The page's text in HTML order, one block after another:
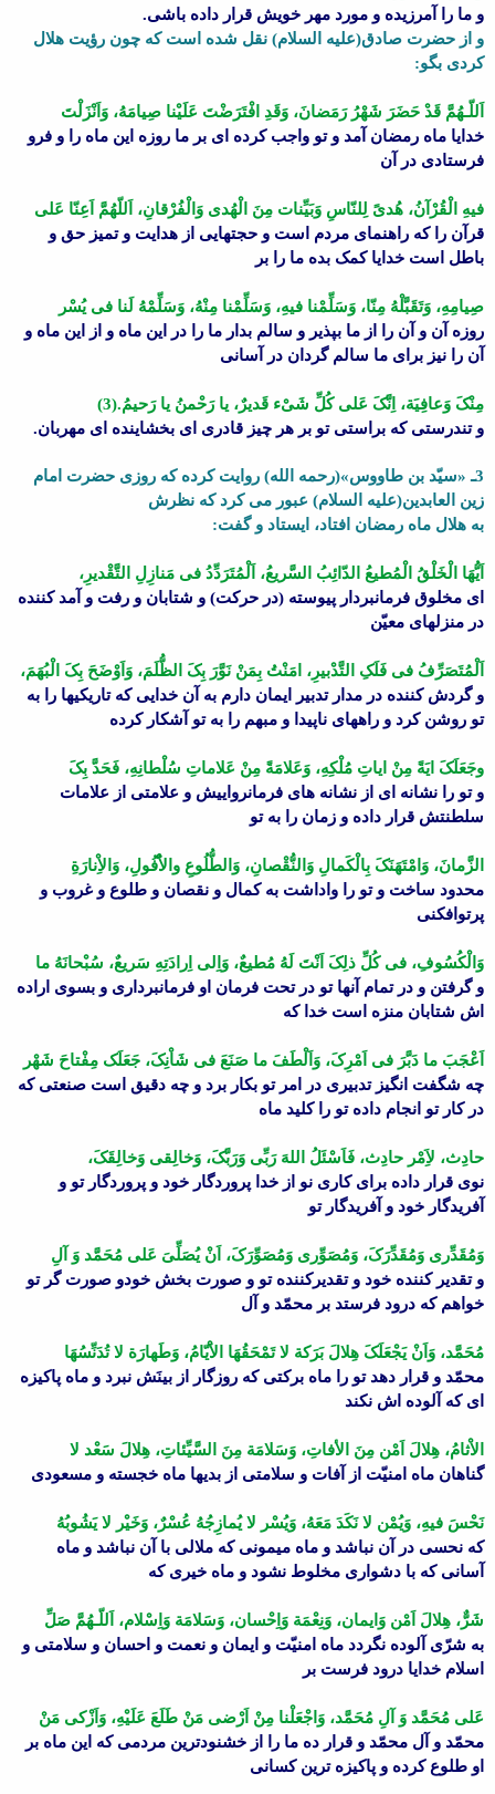
و ما را آمرزیده و مورد مهر خویش قرار داده باشى.
و از حضرت صادق(علیه السلام) نقل شده است که چون رؤیت هلال
کردى بگو:
اَللّـهُمَّ قَدْ حَضَرَ شَهْرُ رَمَضانَ، وَقَدِ افْتَرَضْتَ عَلَیْنا صِیامَهُ، وَاَنْزَلْتَ
خدایا ماه رمضان آمد و تو واجب کرده اى بر ما روزه این ماه را و فرو
فرستادى در آن
فیهِ الْقُرْآنُ، هُدىً لِلنّاسِ وَبَیِّنات مِنَ الْهُدى وَالْفُرْقانِ، اَللّهُمَّ اَعِنّا عَلى
قرآن را که راهنماى مردم است و حجتهایى از هدایت و تمیز حق و
باطل است خدایا کمک بده ما را بر
صِیامِهِ، وَتَقَبَّلْهُ مِنّا، وَسَلِّمْنا فیهِ، وَسَلِّمْنا مِنْهُ، وَسَلِّمْهُ لَنا فى یُسْر
روزه آن و آن را از ما بپذیر و سالم بدار ما را در این ماه و از این ماه و
آن را نیز براى ما سالم گردان در آسانى
مِنْکَ وَعافِیَة، اِنَّکَ عَلى کُلِّ شَىْء قَدیرٌ، یا رَحْمنُ یا رَحیمُ.(3)
و تندرستى که براستى تو بر هر چیز قادرى اى بخشاینده اى مهربان.
3ـ «سیّد بن طاووس»(رحمه الله) روایت کرده که روزى حضرت امام
زین العابدین(علیه السلام) عبور مى کرد که نظرش
به هلال ماه رمضان افتاد، ایستاد و گفت:
اَیُّهَا الْخَلْقُ الْمُطیعُ الدّائِبُ السَّریعُ، اَلْمُتَرَدِّدُ فى مَنازِلِ التَّقْدیرِ،
اى مخلوق فرمانبردار پیوسته (در حرکت) و شتابان و رفت و آمد کننده
در منزلهاى معیّن
اَلْمُتَصَرِّفُ فى فَلَکِ التَّدْبیرِ، امَنْتُ بِمَنْ نَوَّرَ بِکَ الظُّلَمَ، وَاَوْضَحَ بِکَ الْبُهَمَ،
و گردش کننده در مدار تدبیر ایمان دارم به آن خدایى که تاریکیها را به
تو روشن کرد و راههاى ناپیدا و مبهم را به تو آشکار کرده
وجَعَلَکَ ایَةً مِنْ ایاتِ مُلْکِهِ، وَعَلامَةً مِنْ عَلاماتِ سُلْطانِهِ، فَحَدَّ بِکَ
و تو را نشانه اى از نشانه هاى فرمانرواییش و علامتى از علامات
سلطنتش قرار داده و زمان را به تو
الزَّمانَ، وَامْتَهَنَکَ بِالْکَمالِ وَالنُّقْصانِ، وَالطُّلُوعِ والاُْفُولِ، وَالاِْنارَةِ
محدود ساخت و تو را واداشت به کمال و نقصان و طلوع و غروب و
پرتوافکنى
وَالْکُسُوفِ، فى کُلِّ ذلِکَ اَنْتَ لَهُ مُطیعٌ، وَاِلى اِرادَتِهِ سَریعٌ، سُبْحانَهُ ما
و گرفتن و در تمام آنها تو در تحت فرمان او فرمانبردارى و بسوى اراده
اش شتابان منزه است خدا که
اَعْجَبَ ما دَبَّرَ فى اَمْرِکَ، وَاَلْطَفَ ما صَنَعَ فى شَاْنِکَ، جَعَلَک مِفْتاحَ شَهْر
چه شگفت انگیز تدبیرى در امر تو بکار برد و چه دقیق است صنعتى که
در کار تو انجام داده تو را کلید ماه
حادِث، لاَِمْر حادِث، فَاَسْئَلُ اللهَ رَبِّى وَرَبَّکَ، وَخالِقى وَخالِقَکَ،
نوى قرار داده براى کارى نو از خدا پروردگار خود و پروردگار تو و
آفریدگار خود و آفریدگار تو
وَمُقَدِّرى وَمُقَدِّرَکَ، وَمُصَوِّرى وَمُصَوِّرَکَ، اَنْ یُصَلِّىَ عَلى مُحَمَّد وَ آلِ
و تقدیر کننده خود و تقدیرکننده تو و صورت بخش خودو صورت گر تو
خواهم که درود فرستد بر محمّد و آل
مُحَمَّد، وَاَنْ یَجْعَلَکَ هِلالَ بَرَکة لا تَمْحَقُهَا الاَْیّامُ، وَطَهارَة لا تُدَنِّسُهَا
محمّد و قرار دهد تو را ماه برکتى که روزگار از بینَش نبرد و ماه پاکیزه
اى که آلوده اش نکند
الاْثامُ، هِلالَ اَمْن مِنَ الأفاتِ، وَسَلامَة مِنَ السَّیِّئاتِ، هِلالَ سَعْد لا
گناهان ماه امنیّت از آفات و سلامتى از بدیها ماه خجسته و مسعودى
نَحْسَ فیهِ، وَیُمْن لا نَکَدَ مَعَهُ، وَیُسْر لا یُمازِجُهُ عُسْرٌ، وَخَیْر لا یَشُوبُهُ
که نحسى در آن نباشد و ماه میمونى که ملالى با آن نباشد و ماه
آسانى که با دشوارى مخلوط نشود و ماه خیرى که
شَرٌّ، هِلالَ اَمْن وَایمان، وَنِعْمَة وَاِحْسان، وَسَلامَة وَاِسْلام، اَللّـهُمَّ صَلِّ
به شرّى آلوده نگردد ماه امنیّت و ایمان و نعمت و احسان و سلامتى و
اسلام خدایا درود فرست بر
عَلى مُحَمَّد وَ آلِ مُحَمَّد، وَاجْعَلْنا مِنْ اَرْضى مَنْ طَلَعَ عَلَیْهِ، وَاَزْکى مَنْ
محمّد و آل محمّد و قرار ده ما را از خشنودترین مردمى که این ماه بر
او طلوع کرده و پاکیزه ترین کسانى